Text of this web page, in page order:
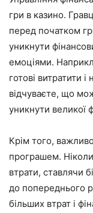
гри в казино.
перед початком
уникнути
емоціями.
готові витратити
відчуваєте, що
уникнути великої
Крім того,
програшем.
втрати, ставлячи
до попереднього
більших втрат і